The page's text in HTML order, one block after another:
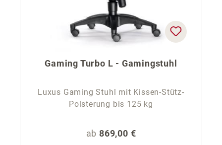
Gaming Turbo L - Gamingstuhl
Luxus Gaming Stuhl mit Kissen-Stütz-
Polsterung bis 125 kg
Regulärer Preis:
ab 869,00 €